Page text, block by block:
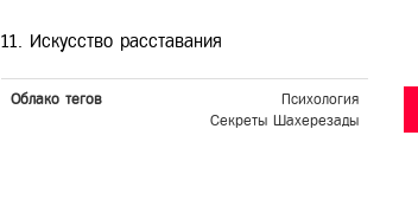
11. Искусство расставания
Облако тегов
Психология
Секреты Шахерезады